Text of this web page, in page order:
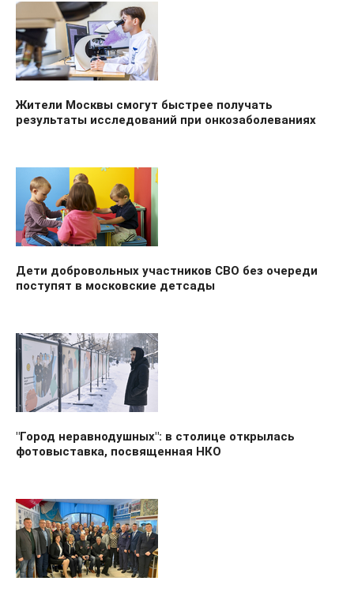
Жители Москвы смогут быстрее получать
результаты исследований при онкозаболеваниях
Дети добровольных участников СВО без очереди
поступят в московские детсады
"Город неравнодушных": в столице открылась
фотовыставка, посвященная НКО